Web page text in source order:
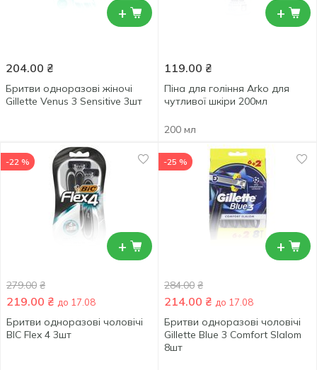
+
204.00 ₴
Бритви одноразові жіночі
Gillette Venus 3 Sensitive 3шт
+
119.00 ₴
Піна для гоління Arko для
чутливої шкіри 200мл
200 мл
+
-22 %
279.00 ₴
219.00 ₴ до 17.08
Бритви одноразові чоловічі
BIC Flex 4 3шт
+
-25 %
284.00 ₴
214.00 ₴ до 17.08
Бритви одноразові чоловічі
Gillette Blue 3 Comfort Slalom
8шт